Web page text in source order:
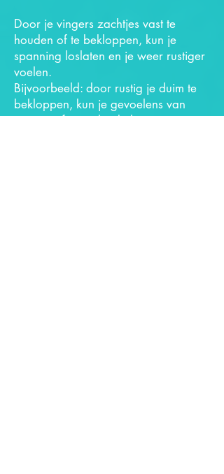
Door je vingers zachtjes vast te
houden of te bekloppen, kun je
spanning loslaten en je weer rustiger
voelen.
Bijvoorbeeld: door rustig je duim te
bekloppen, kun je gevoelens van
zorgen of gepieker kalmeren.